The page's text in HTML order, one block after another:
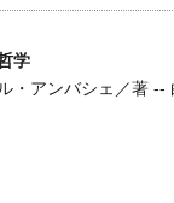
学
・アンバシェ／著